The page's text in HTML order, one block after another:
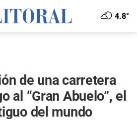
4.8°
de una carretera
al “Gran Abuelo”, el
del mundo